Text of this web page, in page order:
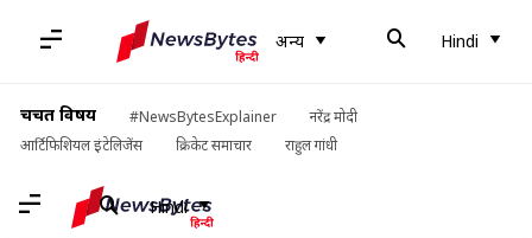
अन्य Hindi
चर्चित विषय #NewsBytesExplainer
नरेंद्र मोदी
आर्टिफिशियल इंटेलिजेंस
क्रिकेट समाचार राहुल गांधी
Hindi